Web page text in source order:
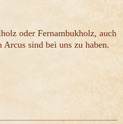
oder Fernambukholz, auch
sind bei uns zu haben.